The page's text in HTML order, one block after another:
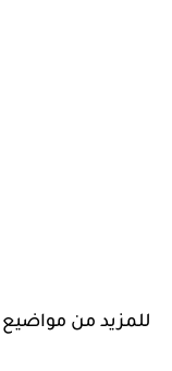
للمزيد من مواضيع